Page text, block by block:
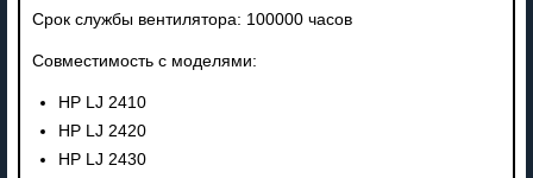
Срок службы вентилятора: 100000 часов
Совместимость с моделями:
HP LJ 2410
HP LJ 2420
HP LJ 2430